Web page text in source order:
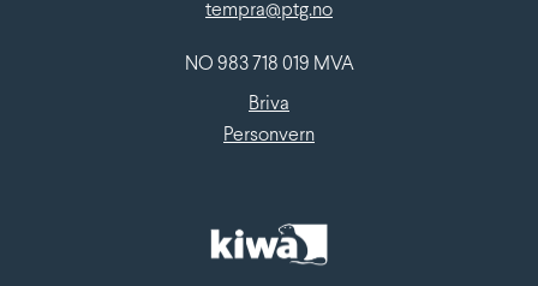
tempra@ptg.no
NO 983 718 019 MVA
Briva
Personvern